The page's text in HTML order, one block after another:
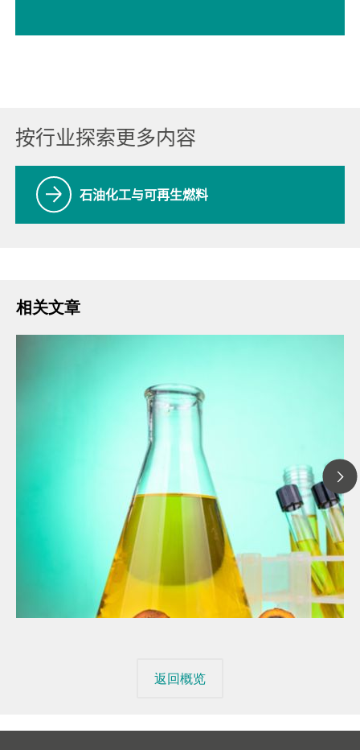
按行业探索更多内容
石油化工与可再生燃料
相关文章
// 文章 博客 blog
// 个人护理和化妆品
返回概览